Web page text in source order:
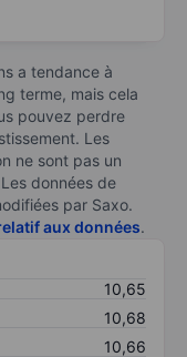
a tendance à
terme, mais cela
pouvez perdre
Les
ne sont pas un
données de
par Saxo.
aux données.
10,65
10,68
10,66